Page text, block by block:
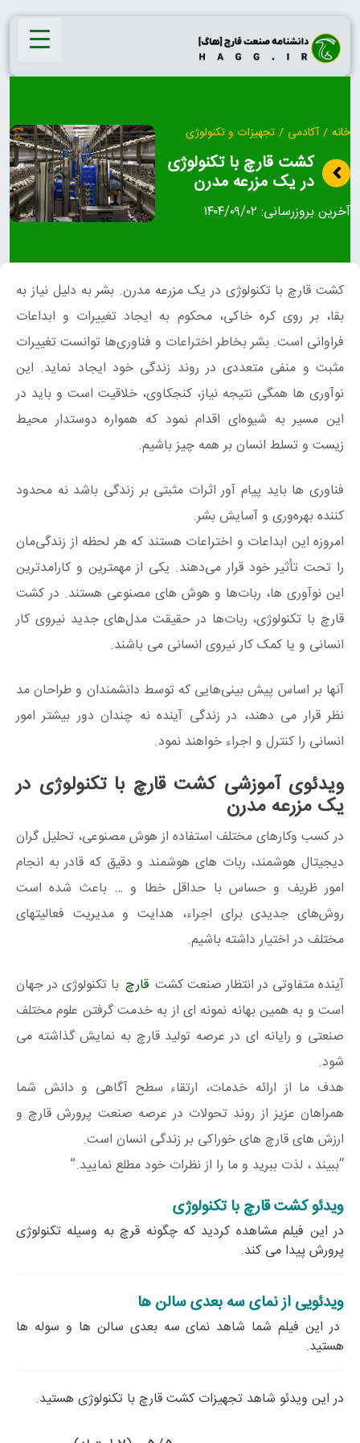
Skip
content
خانه / آکادمی / تجهیزات و تکنولوژی
کشت قارچ با تکنولوژی
در یک مزرعه مدرن
آخرین بروزرسانی: ۱۴۰۴/۰۹/۰۲
کشت قارچ با تکنولوژی در یک مزرعه مدرن. بشر به دلیل نیاز به
بقا، بر روی کره خاکی، محکوم به ایجاد تغییرات و ابداعات
فراوانی است. بشر بخاطر اختراعات و فناوری‌ها توانست تغییرات
مثبت و منفی متعددی در روند زندگی خود ایجاد نماید. این
نوآوری ها همگی نتیجه‌ نیاز، کنجکاوی، خلاقیت است و باید در
این مسیر به شیوه‌ای اقدام نمود که همواره دوستدار محیط
زیست و تسلط انسان‌ بر همه چیز باشیم.
فناوری ها باید پیام آور اثرات مثبتی بر زندگی باشد نه محدود
کننده بهره‌وری و آسایش بشر.
امروزه این ابداعات و اختراعات هستند که هر لحظه از زندگی‌مان
را تحت تأثیر خود قرار می‌دهند. یکی از مهمترین و کارامدترین
این نوآوری ها، ربات‌ها و هوش های مصنوعی هستند. در کشت
قارچ با تکنولوژی، ربات‌ها در حقیقت مدل‌های جدید نیروی کار
انسانی و یا کمک کار نیروی انسانی می باشند.
آنها بر اساس پیش بینی‌هایی که توسط دانشمندان و طراحان مد
نظر قرار می دهند، در زندگی آینده نه چندان دور بیشتر امور
انسانی را کنترل و اجراء خواهند نمود.
ویدئوی آموزشی کشت قارچ با تکنولوژی در
یک مزرعه مدرن
در کسب‌ ‌وکارهای مختلف استفاده از هوش مصنوعی، تحلیل گران
دیجیتال هوشمند، ربات های هوشمند و دقیق که قادر به انجام
امور ظریف و حساس با حداقل خطا و … باعث شده است
روش‌های جدیدی برای اجراء، هدایت و مدیریت فعالیتهای
مختلف در اختیار داشته باشیم.
آینده متفاوتی در انتظار صنعت کشت قارچ با تکنولوژی در جهان
است و به همین بهانه نمونه ای از به خدمت گرفتن علوم مختلف
صنعتی و رایانه ای در عرصه تولید قارچ به نمایش گذاشته می
شود.
هدف ما از ارائه خدمات، ارتقاء سطح آگاهی و دانش شما
همراهان عزیز از روند تحولات در عرصه صنعت پرورش قارچ و
ارزش های قارچ های خوراکی بر زندگی انسان است.
“ببیند ، لذت ببرید و ما را از نظرات خود مطلع نمایید.”
ویدئو کشت قارچ با تکنولوژی
در این فیلم مشاهده کردید که چگونه قرچ به وسیله تکنولوژی
پرورش پیدا می کند.
ویدئویی از نمای سه بعدی سالن ها
در این فیلم شما شاهد نمای سه بعدی سالن ها و سوله ها
هستید.
در این ویدئو شاهد تجهیزات کشت قارچ با تکنولوژی هستید.